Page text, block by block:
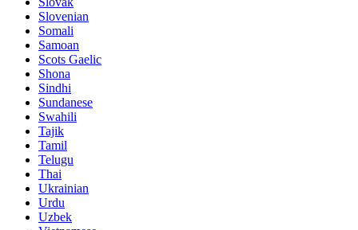
Slovenian
Somali
Samoan
Scots Gaelic
Shona
Sindhi
Sundanese
Swahili
Tajik
Tamil
Telugu
Thai
Ukrainian
Urdu
Uzbek